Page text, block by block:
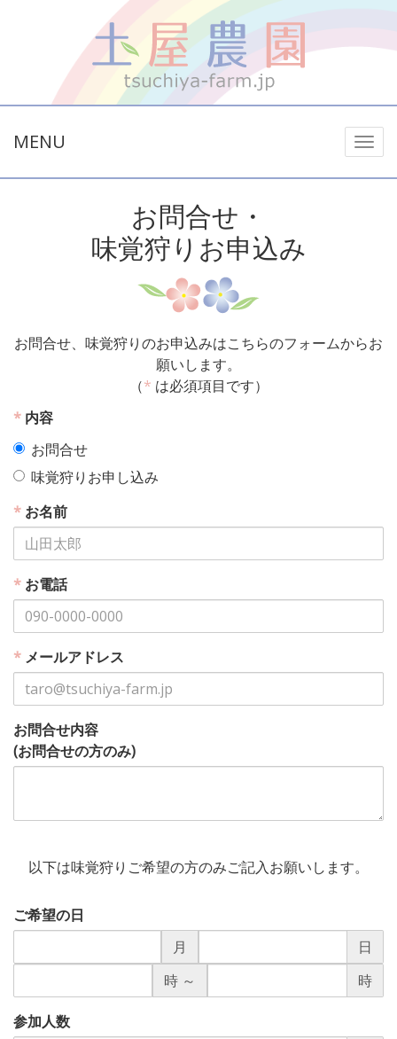
MENU
お問合せ・
味覚狩りお申込み
お問合せ、味覚狩りのお申込みはこちらのフォームからお
願いします。
（* は必須項目です）
* 内容
お問合せ
味覚狩りお申し込み
* お名前
* お電話
* メールアドレス
お問合せ内容
(お問合せの方のみ)
以下は味覚狩りご希望の方のみご記入お願いします。
ご希望の日
月
日
時 ～
時
参加人数